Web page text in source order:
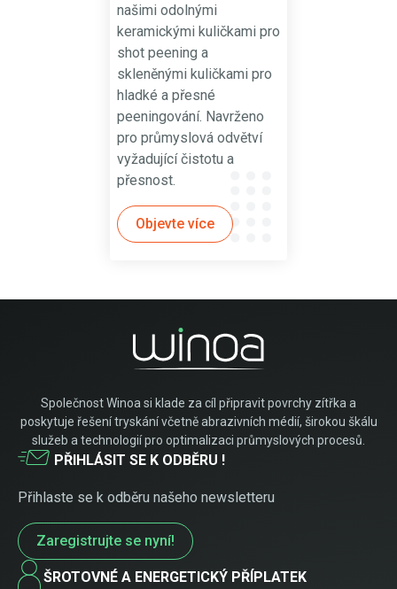
našimi odolnými
keramickými kuličkami pro
shot peening a
skleněnými kuličkami pro
hladké a přesné
peeningování. Navrženo
pro průmyslová odvětví
vyžadující čistotu a
přesnost.
Objevte více
Společnost Winoa si klade za cíl připravit povrchy zítřka a
poskytuje řešení tryskání včetně abrazivních médií, širokou škálu
služeb a technologií pro optimalizaci průmyslových procesů.
PŘIHLÁSIT SE K ODBĚRU !
Přihlaste se k odběru našeho newsletteru
Zaregistrujte se nyní!
ŠROTOVNÉ A ENERGETICKÝ PŘÍPLATEK